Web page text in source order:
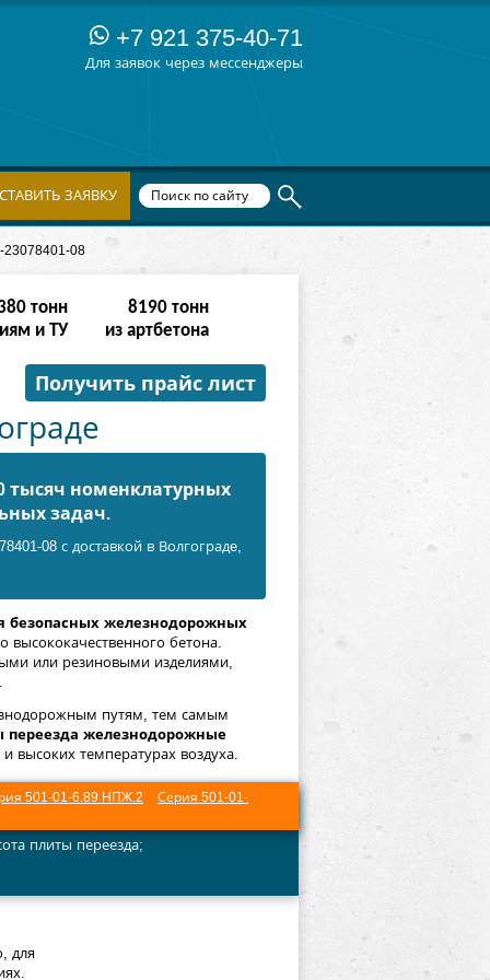
+7 921 375-40-71
Для заявок через мессенджеры
08
ЗАЯВКУ
тонн
и ТУ
32766тонн
из артбетона
Получить прайс лист
тысяч номенклатурных
задач.
08 с доставкой в Волгоградe,
безопасных железнодорожных
высококачественного бетона.
или резиновыми изделиями,
путям, тем самым
переезда железнодорожные
высоких температурах воздуха.
501-01-6.89 НПЖ.2 Серия 501-01-
плиты переезда;
для